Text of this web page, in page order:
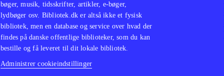
bøger, musik, tidsskrifter, artikler, e-bøger,
lydbøger osv. Bibliotek.dk er altså ikke et fysisk
bibliotek, men en database og service over hvad der
findes på danske offentlige biblioteker, som du kan
bestille og få leveret til dit lokale bibliotek.
Administrer cookieindstillinger